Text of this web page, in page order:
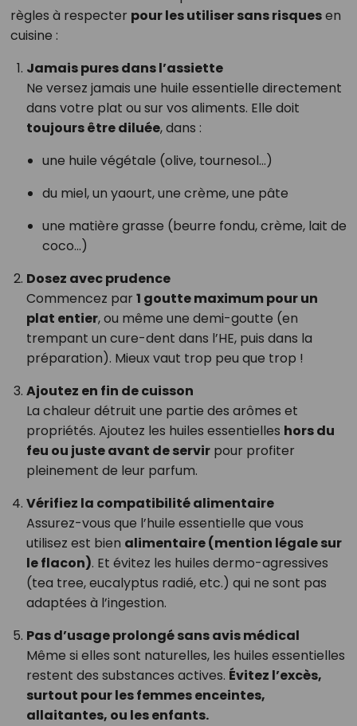
règles à respecter pour les utiliser sans risquesen
cuisine :
Jamais pures dans l’assiette
Ne versez jamais une huile essentielle directement
dans votre plat ou sur vos aliments. Elle doit
toujours être diluée, dans :
une huile végétale (olive, tournesol…)
du miel, un yaourt, une crème, une pâte
une matière grasse (beurre fondu, crème, lait de
coco…)
Dosez avec prudence
Commencez par 1 goutte maximum pour un
plat entier, ou même une demi-goutte (en
trempant un cure-dent dans l’HE, puis dans la
préparation). Mieux vaut trop peu que trop !
Ajoutez en fin de cuisson
La chaleur détruit une partie des arômes et
propriétés. Ajoutez les huiles essentielles hors du
feu ou juste avant de servirpour profiter
pleinement de leur parfum.
Vérifiez la compatibilité alimentaire
Assurez-vous que l’huile essentielle que vous
utilisez est bien alimentaire (mention légale sur
le flacon). Et évitez les huiles dermo-agressives
(tea tree, eucalyptus radié, etc.) qui ne sont pas
adaptées à l’ingestion.
Pas d’usage prolongé sans avis médical
Même si elles sont naturelles, les huiles essentielles
restent des substances actives. Évitez l’excès,
surtout pour les femmes enceintes,
allaitantes, ou les enfants.